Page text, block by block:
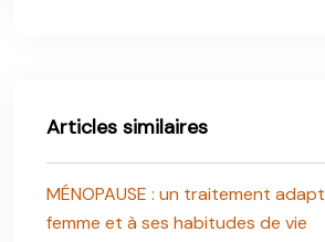
Articles similaires
MÉNOPAUSE : un traitement
femme et à ses habitudes de vie